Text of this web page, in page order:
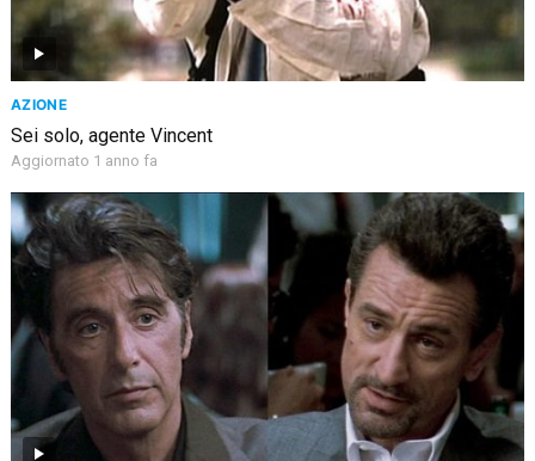
AZIONE
Sei solo, agente Vincent
Aggiornato 1 anno fa